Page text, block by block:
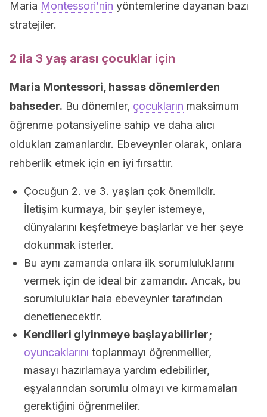
Maria Montessori’nin yöntemlerine dayanan bazı
stratejiler.
2 ila 3 yaş arası çocuklar için
Maria Montessori, hassas dönemlerden
bahseder. Bu dönemler, çocukların maksimum
öğrenme potansiyeline sahip ve daha alıcı
oldukları zamanlardır. Ebeveynler olarak, onlara
rehberlik etmek için en iyi fırsattır.
Çocuğun 2. ve 3. yaşları çok önemlidir.
İletişim kurmaya, bir şeyler istemeye,
dünyalarını keşfetmeye başlarlar ve her şeye
dokunmak isterler.
Bu aynı zamanda onlara ilk sorumluluklarını
vermek için de ideal bir zamandır. Ancak, bu
sorumluluklar hala ebeveynler tarafından
denetlenecektir.
Kendileri giyinmeye başlayabilirler;
oyuncaklarını toplanmayı öğrenmeliler,
masayı hazırlamaya yardım edebilirler,
eşyalarından sorumlu olmayı ve kırmamaları
gerektiğini öğrenmeliler.